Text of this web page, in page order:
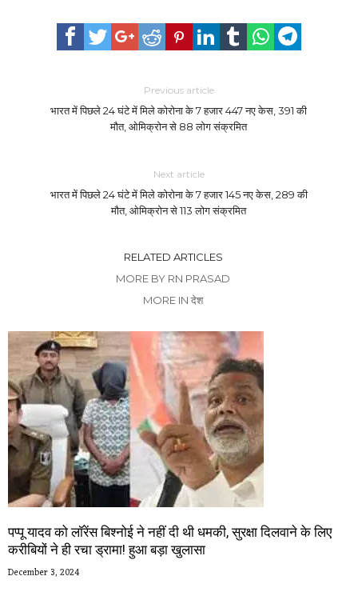
Previous article
भारत में पिछले 24 घंटे में मिले कोरोना के 7 हजार 447 नए केस, 391 की
मौत, ओमिक्रोन से 88 लोग संक्रमित
Next article
भारत में पिछले 24 घंटे में मिले कोरोना के 7 हजार 145 नए केस, 289 की
मौत, ओमिक्रोन से 113 लोग संक्रमित
RELATED ARTICLES
MORE BY RN PRASAD
MORE IN देश
पप्पू यादव को लॉरेंस बिश्नोई ने नहीं दी थी धमकी, सुरक्षा दिलवाने के लिए
करीबियों ने ही रचा ड्रामा! हुआ बड़ा खुलासा
December 3, 2024